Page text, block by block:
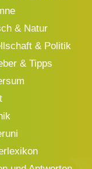
& Natur
& Politik
& Tipps